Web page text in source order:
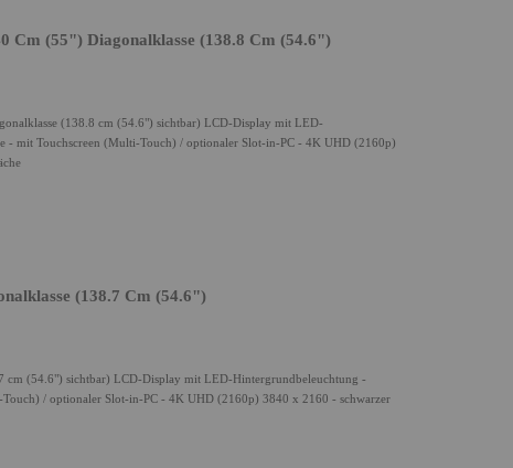
Cm (55") Diagonalklasse (138.8 Cm (54.6")
(138.8 cm (54.6") sichtbar) LCD-Display mit LED-
- mit Touchscreen (Multi-Touch) / optionaler Slot-in-PC - 4K UHD (2160p)
(138.7 Cm (54.6")
cm (54.6") sichtbar) LCD-Display mit LED-Hintergrundbeleuchtung -
/ optionaler Slot-in-PC - 4K UHD (2160p) 3840 x 2160 - schwarzer